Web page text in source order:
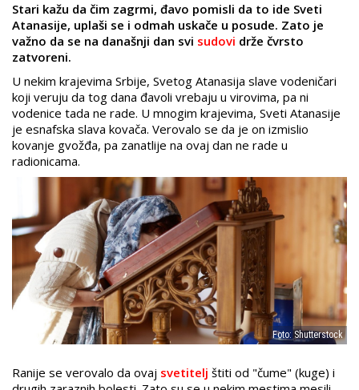
Stari kažu da čim zagrmi, đavo pomisli da to ide Sveti
Atanasije, uplaši se i odmah uskače u posude. Zato je
važno da se na današnji dan svi sudovi drže čvrsto
zatvoreni.
U nekim krajevima Srbije, Svetog Atanasija slave vodeničari
koji veruju da tog dana đavoli vrebaju u virovima, pa ni
vodenice tada ne rade. U mnogim krajevima, Sveti Atanasije
je esnafska slava kovača. Verovalo se da je on izmislio
kovanje gvožđa, pa zanatlije na ovaj dan ne rade u
radionicama.
Foto: Shutterstock
Ranije se verovalo da ovaj svetitelj štiti od "čume" (kuge) i